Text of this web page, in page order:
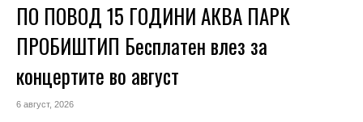
ПО ПОВОД 15 ГОДИНИ АКВА ПАРК
ПРОБИШТИП Бесплатен влез за
концертите во август
6 август, 2026